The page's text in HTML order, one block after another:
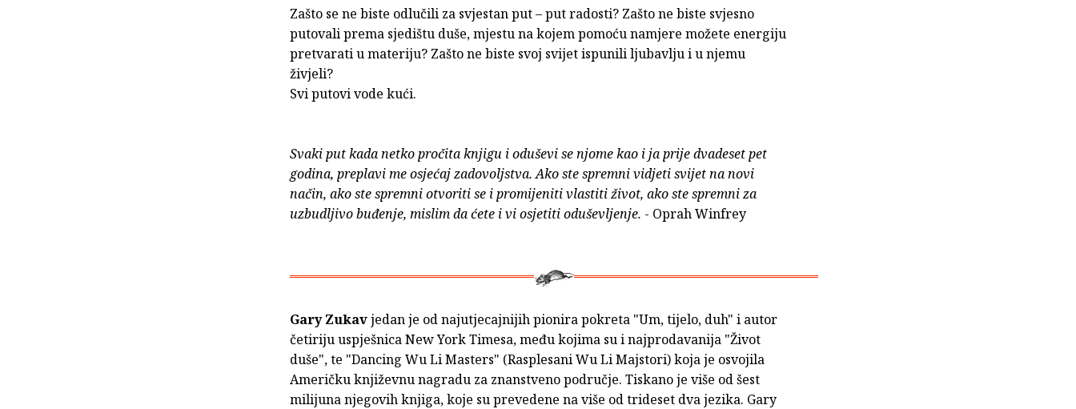
Zašto se ne biste odlučili za svjestan put – put radosti? Zašto ne biste svjesno
putovali prema sjedištu duše, mjestu na kojem pomoću namjere možete energiju
pretvarati u materiju? Zašto ne biste svoj svijet ispunili ljubavlju i u njemu
živjeli?
Svi putovi vode kući.
Svaki put kada netko pročita knjigu i oduševi se njome kao i ja prije dvadeset pet
godina, preplavi me osjećaj zadovoljstva. Ako ste spremni vidjeti svijet na novi
način, ako ste spremni otvoriti se i promijeniti vlastiti život, ako ste spremni za
uzbudljivo buđenje, mislim da ćete i vi osjetiti oduševljenje. - Oprah Winfrey
Gary Zukavjedan je od najutjecajnijih pionira pokreta "Um, tijelo, duh" i autor
četiriju uspješnica New York Timesa, među kojima su i najprodavanija "Život
duše", te "Dancing Wu Li Masters" (Rasplesani Wu Li Majstori) koja je osvojila
Američku književnu nagradu za znanstveno područje. Tiskano je više od šest
milijuna njegovih knjiga, koje su prevedene na više od trideset dva jezika. Gary